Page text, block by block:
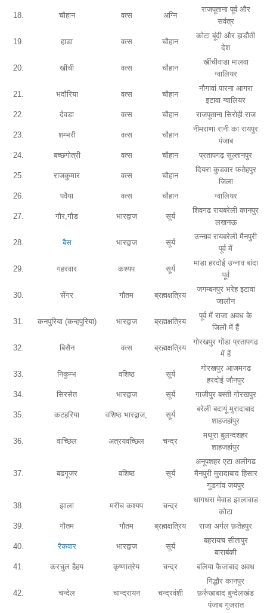
18. चौहान वत्स अग्नि
राजपूताना पूर्व और
सर्वत्र
19. हाडा वत्स चौहान
कोटा बूंदी और हाडौती
देश
20. खींची वत्स चौहान
खींचीवाडा मालवा
ग्वालियर
21. भदौरिया वत्स चौहान
नौगावां पारना आगरा
इटावा ग्वालियर
22.
देवडा वत्स चौहान राजपूताना सिरोही राज
23. शम्भरी वत्स चौहान
नीमराणा रानी का रायपुर
पंजाब
24.
बच्छगोत्री वत्स चौहान प्रतापगढ़ सुल्तानपुर
25. राजकुमार वत्स चौहान
दियरा कुडवार फ़तेहपुर
जिला
26.
पवैया वत्स चौहान ग्वालियर
27. गौर,गौड भारद्वाज सूर्य
शिवगढ रायबरेली कानपुर
लखनऊ
28. बैस भारद्वाज सूर्य
उन्नाव रायबरेली मैनपुरी
पूर्व में
29. गहरवार कश्यप सूर्य
माडा हरदोई उन्नाव बांदा
पूर्व
30. सेंगर गौतम ब्रह्मक्षत्रिय
जगम्बनपुर भरेह इटावा
जालौन
31. कनपुरिया (कन्हपुरिया) भारद्वाज ब्रह्मक्षत्रिय
पूर्व में राजा अवध के
जिलों में हैं
32. बिसैन वत्स ब्रह्मक्षत्रिय
गोरखपुर गोंडा प्रतापगढ
में हैं
33. निकुम्भ वशिष्ठ सूर्य
गोरखपुर आजमगढ
हरदोई जौनपुर
34.
सिरसेत भारद्वाज सूर्य गाजीपुर बस्ती गोरखपुर
35. कटहरिया वशिष्ठ भारद्वाज, सूर्य
बरेली बदायूं मुरादाबाद
शाहजहांपुर
36. वाच्छिल अत्रयवच्छिल चन्द्र
मथुरा बुलन्दशहर
शाहजहांपुर
37. बढगूजर वशिष्ठ सूर्य
अनूपशहर एटा अलीगढ
मैनपुरी मुरादाबाद हिसार
गुडगांव जयपुर
38. झाला मरीच कश्यप चन्द्र
धागधरा मेवाड झालावाड
कोटा
39.
गौतम गौतम ब्रह्मक्षत्रिय राजा अर्गल फ़तेहपुर
40. रैकवार भारद्वाज सूर्य
बहरायच सीतापुर
बाराबंकी
41.
करचुल हैहय कृष्णात्रेय चन्द्र बलिया फ़ैजाबाद अवध
42. चन्देल चान्द्रायन चन्द्रवंशी
गिद्धौर कानपुर
फ़र्रुखाबाद बुन्देलखंड
पंजाब गुजरात